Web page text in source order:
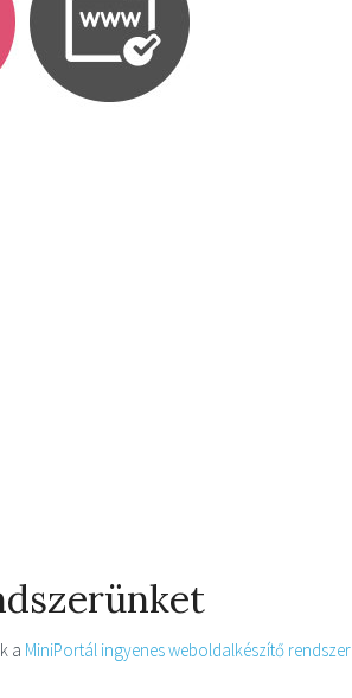
a MiniPortál ingyenes weboldalkészítő rendszer